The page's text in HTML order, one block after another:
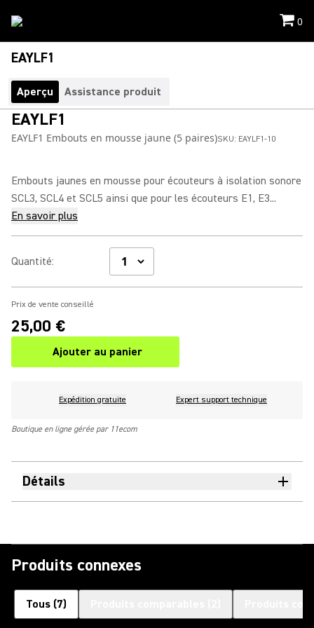
0
EAYLF1
Aperçu Assistance produit
EAYLF1
EAYLF1 Embouts en mousse jaune (5 paires)SKU: EAYLF1-10
Embouts jaunes en mousse pour écouteurs à isolation sonore
SCL3, SCL4 et SCL5 ainsi que pour les écouteurs E1, E3...
En savoir plus
Quantité:
Prix de vente conseillé
25,00 €
Ajouter au panier
Expédition gratuite Expert support technique
Boutique en ligne gérée par 11ecom
Détails
Produits connexes
Tous (7)